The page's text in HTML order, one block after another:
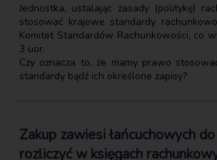
Jednostka, ustalając zasady (politykę)
stosować krajowe standardy
Komitet Standardów Rachunkowości, co
3 uor.
Czy oznacza to, że mamy prawo
standardy bądź ich określone zapisy?
Zakup zawiesi łańcuchowych
rozliczyć w księgach